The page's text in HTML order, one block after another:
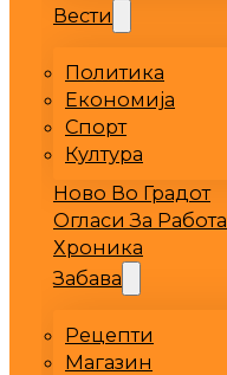
Вести
Политика
Економија
Спорт
Култура
Ново Во Градот
Огласи За Работа
Хроника
Забава
Рецепти
Магазин